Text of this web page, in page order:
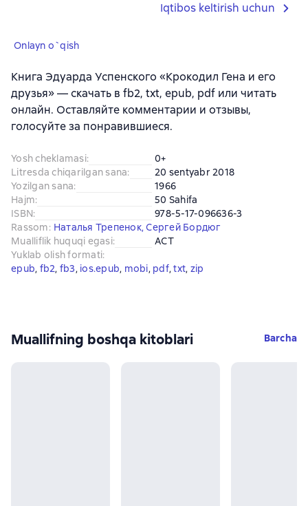
Iqtibos keltirish uchun
Onlayn o`qish
Книга Эдуарда Успенского «Крокодил Гена и его
друзья» — скачать в fb2, txt, epub, pdf или читать
онлайн. Оставляйте комментарии и отзывы,
голосуйте за понравившиеся.
Yosh cheklamasi:
0+
Litresda chiqarilgan sana:
20 sentyabr 2018
Yozilgan sana:
1966
Hajm:
50 Sahifa
ISBN:
978-5-17-096636-3
Rassom: Наталья Трепенок,Сергей Бордюг
Mualliflik huquqi egasi:
АСТ
Yuklab olish formati:
epub, fb2, fb3, ios.epub, mobi, pdf, txt, zip
Muallifning boshqa kitoblari Barcha